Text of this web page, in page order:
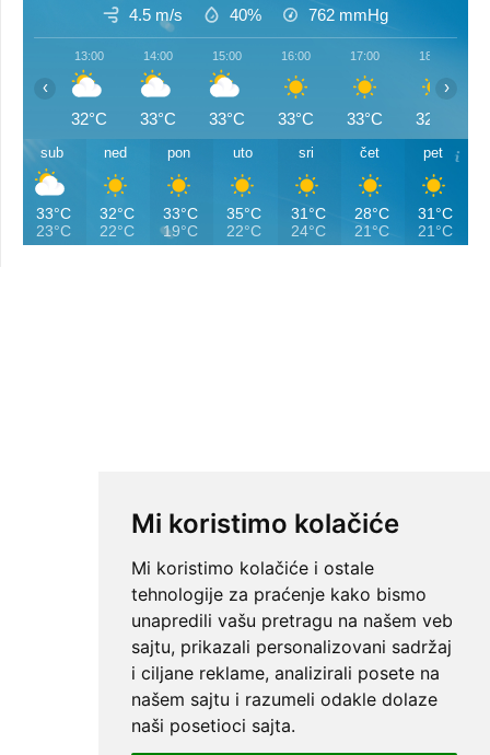
Mi koristimo kolačiće
Mi koristimo kolačiće i ostale
tehnologije za praćenje kako bismo
unapredili vašu pretragu na našem veb
sajtu, prikazali personalizovani sadržaj
i ciljane reklame, analizirali posete na
našem sajtu i razumeli odakle dolaze
naši posetioci sajta.
4.5 m/s 40% 762 mmHg
13:00
32°C
14:00
33°C
15:00
33°C
16:00
33°C
17:00
33°C
18:00
32°C
‹ ›
sub
33°C
23°C
ned
32°C
22°C
pon
33°C
19°C
uto
35°C
22°C
sri
31°C
24°C
čet
28°C
21°C
pet
31°C
21°C